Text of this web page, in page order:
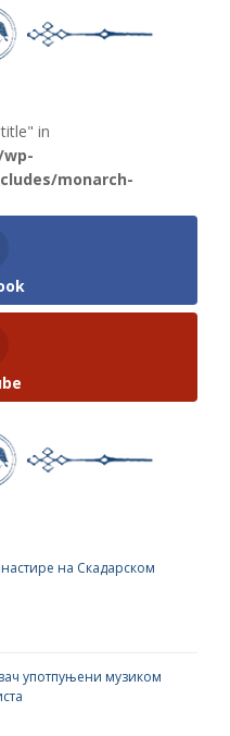
in
monarch-
на Скадарском
употпуњени музиком